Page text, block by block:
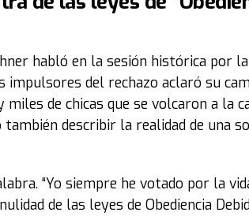
habló en la sesión histórica por
del rechazo aclaró su
de chicas que se volcaron a la
describir la realidad de una
“Yo siempre he votado por la
de las leyes de Obediencia